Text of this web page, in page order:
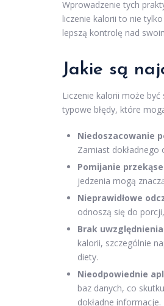
Wprowadzenie tych
liczenie kalorii to nie
lepszą kontrolę nad
Jakie są
Liczenie kalorii może
typowe błędy, które
Niedoszacowanie
Zamiast dokładnego
Pomijanie
jedzenia mogą
Nieprawidłowe
odnoszą się do
Brak
kalorii, szczególnie
diety.
Nieodpowiednie
baz danych, co
dokładne informacje.